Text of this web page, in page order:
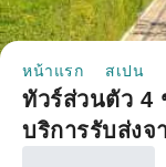
หน้าแรก สเปน
ทัวร์ส่วนตัว 4
บริการรับส่งจ